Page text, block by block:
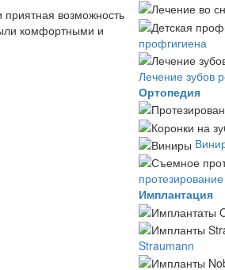
возможность
комфортными и
профгигиена
Лечение зубов
Ортопедия
протезирование
Имплантация
Straumann